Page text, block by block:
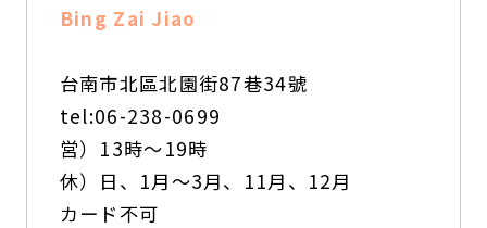
Bing Zai Jiao
台南市北區北園街87巷34號
tel:06-238-0699
営）13時～19時
休）日、1月～3月、11月、12月
カード不可